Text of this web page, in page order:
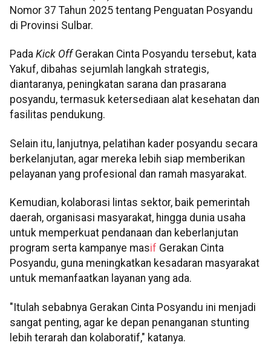
Nomor 37 Tahun 2025 tentang Penguatan Posyandu
di Provinsi Sulbar.
Pada Kick Off Gerakan Cinta Posyandu tersebut, kata
Yakuf, dibahas sejumlah langkah strategis,
diantaranya, peningkatan sarana dan prasarana
posyandu, termasuk ketersediaan alat kesehatan dan
fasilitas pendukung.
Selain itu, lanjutnya, pelatihan kader posyandu secara
berkelanjutan, agar mereka lebih siap memberikan
pelayanan yang profesional dan ramah masyarakat.
Kemudian, kolaborasi lintas sektor, baik pemerintah
daerah, organisasi masyarakat, hingga dunia usaha
untuk memperkuat pendanaan dan keberlanjutan
program serta kampanye masif Gerakan Cinta
Posyandu, guna meningkatkan kesadaran masyarakat
untuk memanfaatkan layanan yang ada.
"Itulah sebabnya Gerakan Cinta Posyandu ini menjadi
sangat penting, agar ke depan penanganan stunting
lebih terarah dan kolaboratif," katanya.